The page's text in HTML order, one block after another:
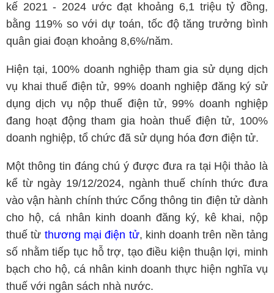
kế 2021 - 2024 ước đạt khoảng 6,1 triệu tỷ đồng,
bằng 119% so với dự toán, tốc độ tăng trưởng bình
quân giai đoạn khoảng 8,6%/năm.
Hiện tại, 100% doanh nghiệp tham gia sử dụng dịch
vụ khai thuế điện tử, 99% doanh nghiệp đăng ký sử
dụng dịch vụ nộp thuế điện tử, 99% doanh nghiệp
đang hoạt động tham gia hoàn thuế điện tử, 100%
doanh nghiệp, tổ chức đã sử dụng hóa đơn điện tử.
Một thông tin đáng chú ý được đưa ra tại Hội thảo là
kể từ ngày 19/12/2024, ngành thuế chính thức đưa
vào vận hành chính thức Cổng thông tin điện tử dành
cho hộ, cá nhân kinh doanh đăng ký, kê khai, nộp
thuế từ thương mại điện tử, kinh doanh trên nền tảng
số nhằm tiếp tục hỗ trợ, tạo điều kiện thuận lợi, minh
bạch cho hộ, cá nhân kinh doanh thực hiện nghĩa vụ
thuế với ngân sách nhà nước.